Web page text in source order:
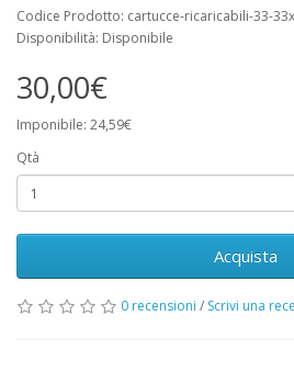
Codice Prodotto: cartucce-ricaricabili-33-
Disponibilità: Disponibile
30,00€
Imponibile: 24,59€
Qtà
Acquista
0 recensioni / Scrivi una